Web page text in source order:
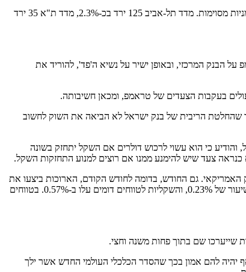
תוצאה זו משקפת כמובן את התוצאה של המניות על פי הרכבן במדדי התיקים, כאשר בשוק נראתה שונות גדולה בביצועים, עקב השפעות של תנודות חדות במניות מסוימות. מדד תל-אביב 125 ירד בכ-2.3%, מדד ת"א 35 ירד
הבנק המרכזי, ובאופן ישיר על נשיא ה'פד', להוריד את
בעקבות הצעדים של טראמפ, ומכאן חשיבותה.
שהחלטת הריבית של בנק ישראל לא הביאה את השוק לחשוב
והודיע כי הוא עשוי לרכוש דולרים אם השקל יתחזק בשונה
כנראה צעד שיש להימנע ממנו אם רוצים למנוע התחזקות השקל.
גם החודש, בדומה לחודש הקודם, הארוכות ביצעו את
המהלך המשמעותי יותר לעומת הקצרות ובמישור אחר, השקליות עלו במידה משמעותית גדולה יותר ביחס לצמודות. לדוגמה, הצמודות לטווחים בינוניים עלו בשיעור של 0.23%, והשקליות לטווחים דומים עלו ב-0.57%. בטווחים
שייערכו שם בתוך פחות משנה וחצי.
יהיה להם אמון בכך שהסדר הכלכלי העולמי החדש אשר ילך